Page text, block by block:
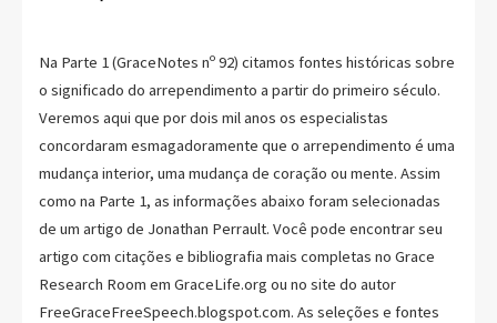
Na Parte 1 (GraceNotes nº 92) citamos fontes históricas sobre
o significado do arrependimento a partir do primeiro século.
Veremos aqui que por dois mil anos os especialistas
concordaram esmagadoramente que o arrependimento é uma
mudança interior, uma mudança de coração ou mente. Assim
como na Parte 1, as informações abaixo foram selecionadas
de um artigo de Jonathan Perrault. Você pode encontrar seu
artigo com citações e bibliografia mais completas no Grace
Research Room em GraceLife.org ou no site do autor
FreeGraceFreeSpeech.blogspot.com. As seleções e fontes